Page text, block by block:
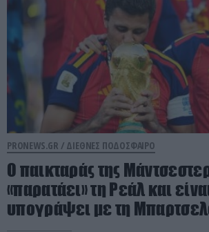
PRONEWS.GR / ΔΙΕΘΝΕΣ ΠΟΔΟΣΦΑΙΡΟ
Ο παικταράς της
«παρατάει» τη Ρεάλ και
υπογράψει με τη